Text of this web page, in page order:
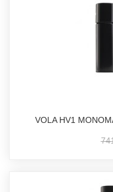
VOLA HV1